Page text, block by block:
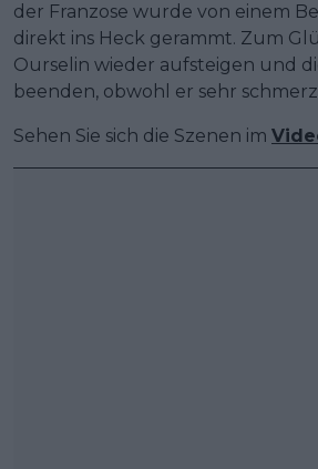
der Franzose wurde von einem
direkt ins Heck gerammt. Zum
Ourselin wieder aufsteigen und
beenden, obwohl er sehr
Sehen Sie sich die Szenen im